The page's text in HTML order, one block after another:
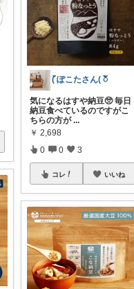
( ၴႅၴぽこたさん( ၴႅၴ
気になるはすや納豆🥺 毎日
納豆食べているのですがこ
ちらの方が...
￥ 2,698
0 0 3
コレ いいね